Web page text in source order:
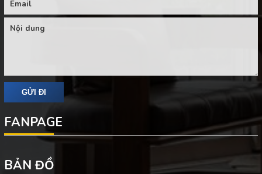
FANPAGE
BẢN ĐỒ